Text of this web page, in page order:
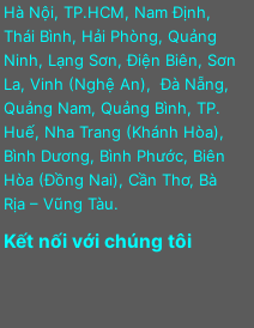
Hà Nội, TP.HCM, Nam Định,
Thái Bình, Hải Phòng, Quảng
Ninh, Lạng Sơn, Điện Biên, Sơn
La, Vinh (Nghệ An), Đà Nẵng,
Quảng Nam, Quảng Bình, TP.
Huế, Nha Trang (Khánh Hòa),
Bình Dương, Bình Phước, Biên
Hòa (Đồng Nai), Cần Thơ, Bà
Rịa – Vũng Tàu.
Kết nối với chúng tôi